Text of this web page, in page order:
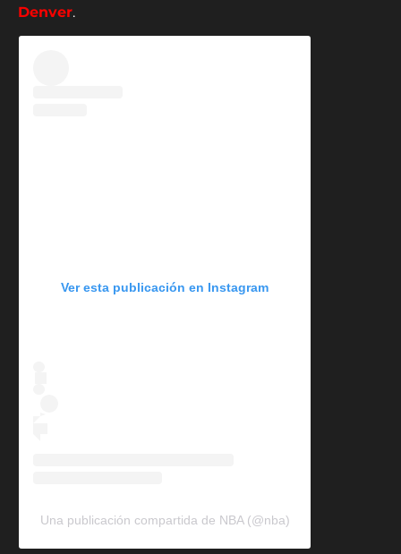
Denver.
Ver esta publicación en Instagram
Una publicación compartida de NBA (@nba)